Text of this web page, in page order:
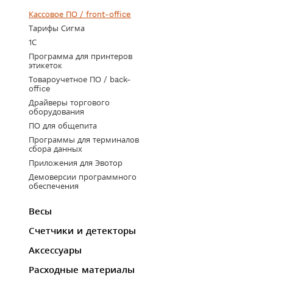
Кассовое ПО / front-office
Тарифы Сигма
1С
Программа для принтеров
этикеток
Товароучетное ПО / back-
office
Драйверы торгового
оборудования
ПО для общепита
Программы для терминалов
сбора данных
Приложения для Эвотор
Демоверсии программного
обеспечения
Весы
Счетчики и детекторы
Аксессуары
Расходные материалы